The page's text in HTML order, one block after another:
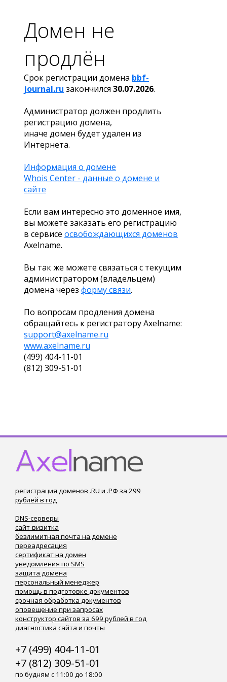
Домен не
продлён
Срок регистрации домена bbf-
journal.ru закончился 30.07.2026.
Администратор должен продлить
регистрацию домена,
иначе домен будет удален из
Интернета.
Информация о домене
Whois Center - данные о домене и
сайте
Если вам интересно это доменное имя,
вы можете заказать его регистрацию
в сервисе освобождающихся доменов
Axelname.
Вы так же можете связаться с текущим
администратором (владельцем)
домена через форму связи.
По вопросам продления домена
обращайтесь к регистратору Axelname:
support@axelname.ru
www.axelname.ru
(499) 404-11-01
(812) 309-51-01
регистрация доменов .RU и .РФ за 299
рублей в год
DNS-серверы
сайт-визитка
безлимитная почта на домене
переадресация
сертификат на домен
уведомления по SMS
защита домена
персональный менеджер
помощь в подготовке документов
срочная обработка документов
оповещение при запросах
конструктор сайтов за 699 рублей в год
диагностика сайта и почты
+7 (499) 404-11-01
+7 (812) 309-51-01
по будням с 11:00 до 18:00